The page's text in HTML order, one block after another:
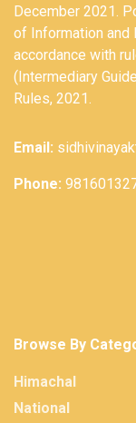
December 2021.
of Information and
accordance with
(Intermediary
Rules, 2021.
Email:
Phone:
Browse By
Himachal
National